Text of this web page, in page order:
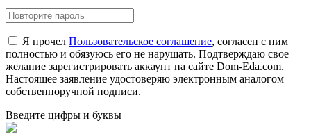
Я прочел Пользовательское соглашение, согласен с ним
полностью и обязуюсь его не нарушать. Подтверждаю свое
желание зарегистрировать аккаунт на сайте Dom-Eda.com.
Настоящее заявление удостоверяю электронным аналогом
собственноручной подписи.
Введите цифры и буквы